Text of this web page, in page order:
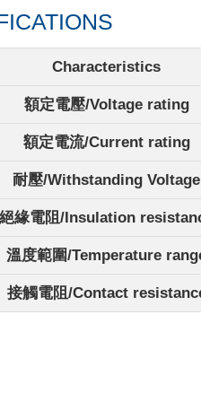
Characteristics
額定電壓/Voltage rating
額定電流/Current rating
耐壓/Withstanding Voltage
絕緣電阻/Insulation
溫度範圍/Temperature
接觸電阻/Contact